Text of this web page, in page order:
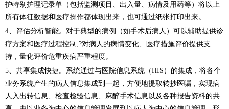
护特别护理记录单（包括监测项目、出入量、病情及用药等）将以上
所有体征数据和医疗操作都体现出来，也可通过纸张打印出来。
4、评估分析智能。对于典型的病例（如手术后病人）可以辅助提供诊
疗方案和医疗过程控制;?对病人的病情变化、医疗措施评价提供支
持，量化评价危重疾病严重程度。
5、共享集成快捷。系统通过与医院信息系统（HIS）的集成，将各个
业务系统产生的病人信息集成到一起，方便地提取转抄医嘱，实现病
人入出转信息、检查检验信息、麻醉手术信息以及各种报告资料的共